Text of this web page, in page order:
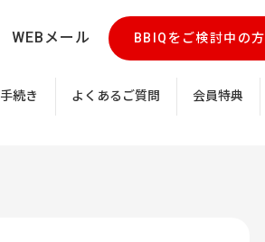
WEBメール BBIQをご検討中の方
続き よくあるご質問 会員特典